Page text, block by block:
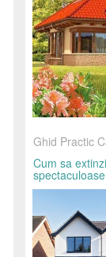
Ghid Practic
Cum sa
spectaculoase